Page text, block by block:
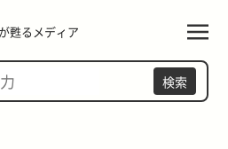
甦るメディア
検索